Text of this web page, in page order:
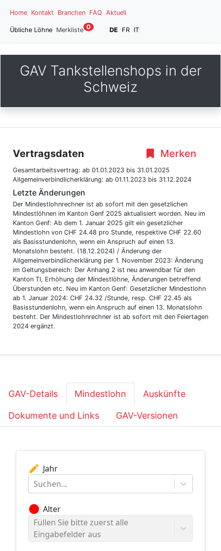
Home Kontakt Branchen FAQ Aktuell
Übliche Löhne Merkliste 0 DE FR IT
GAV Tankstellenshops in der
Schweiz
Merken
Vertragsdaten
Gesamtarbeitsvertrag: ab 01.01.2023 bis 31.01.2025
Allgemeinverbindlicherklärung: ab 01.11.2023 bis 31.12.2024
Letzte Änderungen
Der Mindestlohnrechner ist ab sofort mit den gesetzlichen
Mindestlöhnen im Kanton Genf 2025 aktualisiert worden. Neu im
Kanton Genf: Ab dem 1. Januar 2025 gilt ein gesetzlicher
Mindestlohn von CHF 24.48 pro Stunde, respektive CHF 22.60
als Basisstundenlohn, wenn ein Anspruch auf einen 13.
Monatslohn besteht. (18.12.2024) / Änderung der
Allgemeinverbindlicherklärung per 1. November 2023: Änderung
im Geltungsbereich: Der Anhang 2 ist neu anwendbar für den
Kanton TI, Erhöhung der Mindestlöhne, Änderungen betreffend
Überstunden etc. Neu im Kanton Genf: Gesetzlicher Mindestlohn
ab 1. Januar 2024: CHF 24.32 /Stunde, resp. CHF 22.45 als
Basisstundenlohn, wenn ein Anspruch auf einen 13. Monatslohn
besteht. Der Mindestlohnrechner ist ab sofort mit den Feiertagen
2024 ergänzt.
GAV-Details Mindestlohn Auskünfte
Dokumente und Links GAV-Versionen
edit Jahr
Suchen...
circle Alter
Füllen Sie bitte zuerst alle
Eingabefelder aus